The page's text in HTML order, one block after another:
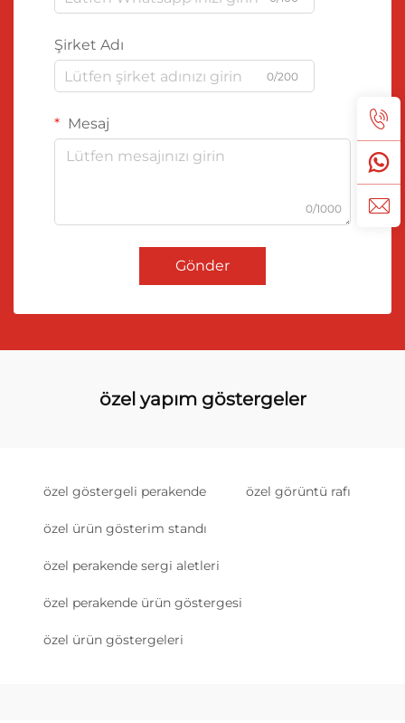
Şirket Adı
0/200
Mesaj
0/1000
Gönder
özel yapım göstergeler
özel göstergeli perakende özel görüntü rafı
özel ürün gösterim standı
özel perakende sergi aletleri
özel perakende ürün göstergesi
özel ürün göstergeleri